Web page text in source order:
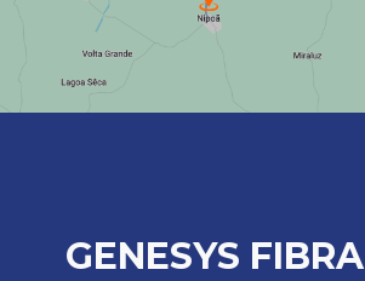
GENESYS FIBRA